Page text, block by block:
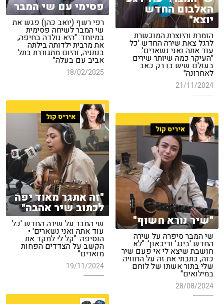
פסימי עם שי המבר
רפי רשף (יואב כהן) פגש את
שי המבר לשיחה פסימית
במיוחד: "היא נולדה בחיפה,
את מרבית ילדותה בילתה
בנתניה, והיום מתגוררת בתל
אביב עם בעלה"
18/02/2025
האלבום החדש
יוצא"
הזמרת והיוצרת המוכשרת
לרגל צאת שירה החדש 'כל
עוד אתה ואני נשארים':
"העיקר כמה שיותר שירים
בעולם שיש בו רק כאב
לאחרונה"
21/11/2024
איריס קול
"זה אתגר מאוד יפה
לכתוב שיר אהבה"
שי המבר על שירה החדש 'כל
עוד אתה ואני נשארים' •
הוסיפה: "קל לי למקד את
הקשב על הצדדים הפחות
מוארים"
19/11/2024
איריס קול
"שיר נורא חשוף"
שי המבר סיפרה על שירה
החדש 'בינג' ודיכאון': "לא
חושבת שיצא לי אי פעם שיר
כזה, כתבתי את זה על החוויה
שלי בתור אשתו של לוחם
במילואים"
28/08/2024